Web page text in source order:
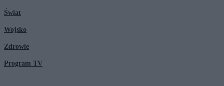
Świat
Wojsko
Zdrowie
Program TV